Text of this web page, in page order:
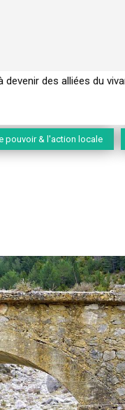
devenir des alliées du
pouvoir & l'action locale